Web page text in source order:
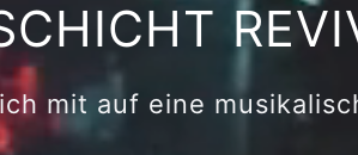
mit auf eine